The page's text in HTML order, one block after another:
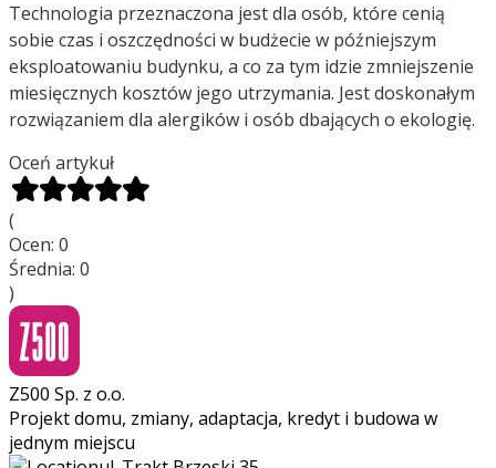
Technologia przeznaczona jest dla osób, które cenią
sobie czas i oszczędności w budżecie w późniejszym
eksploatowaniu budynku, a co za tym idzie zmniejszenie
miesięcznych kosztów jego utrzymania. Jest doskonałym
rozwiązaniem dla alergików i osób dbających o ekologię.
Oceń artykuł
(
Ocen: 0
Średnia: 0
)
Z500 Sp. z o.o.
Projekt domu, zmiany, adaptacja, kredyt i budowa w
jednym miejscu